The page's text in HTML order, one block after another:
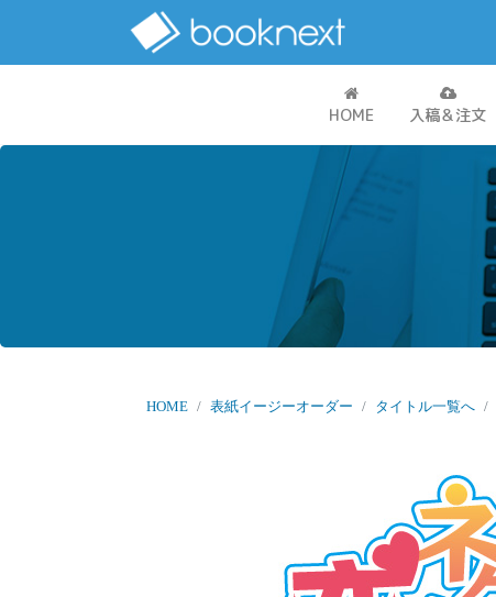
HOME 入稿＆注文
HOME 表紙イージーオーダー タイトル一覧へ